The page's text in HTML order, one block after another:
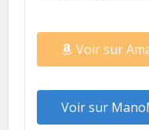
Voir sur
Voir sur